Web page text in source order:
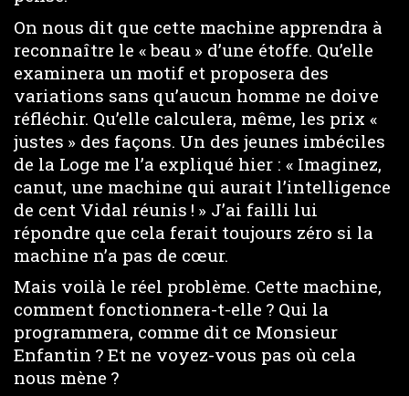
On nous dit que cette machine apprendra à
reconnaître le « beau » d’une étoffe. Qu’elle
examinera un motif et proposera des
variations sans qu’aucun homme ne doive
réfléchir. Qu’elle calculera, même, les prix «
justes » des façons. Un des jeunes imbéciles
de la Loge me l’a expliqué hier : « Imaginez,
canut, une machine qui aurait l’intelligence
de cent Vidal réunis ! » J’ai failli lui
répondre que cela ferait toujours zéro si la
machine n’a pas de cœur.
Mais voilà le réel problème. Cette machine,
comment fonctionnera-t-elle ? Qui la
programmera, comme dit ce Monsieur
Enfantin ? Et ne voyez-vous pas où cela
nous mène ?